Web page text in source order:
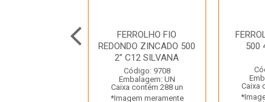
FERROLHO FIO
REDONDO ZINCADO 500
2” C12 SILVANA
Código: 9708
Embalagem: UN
Caixa contém 288 un
*Imagem meramente
500
Caixa